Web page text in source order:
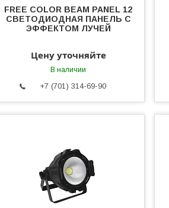
FREE COLOR BEAM PANEL 12
СВЕТОДИОДНАЯ ПАНЕЛЬ С
ЭФФЕКТОМ ЛУЧЕЙ
Цену уточняйте
В наличии
+7 (701) 314-69-90